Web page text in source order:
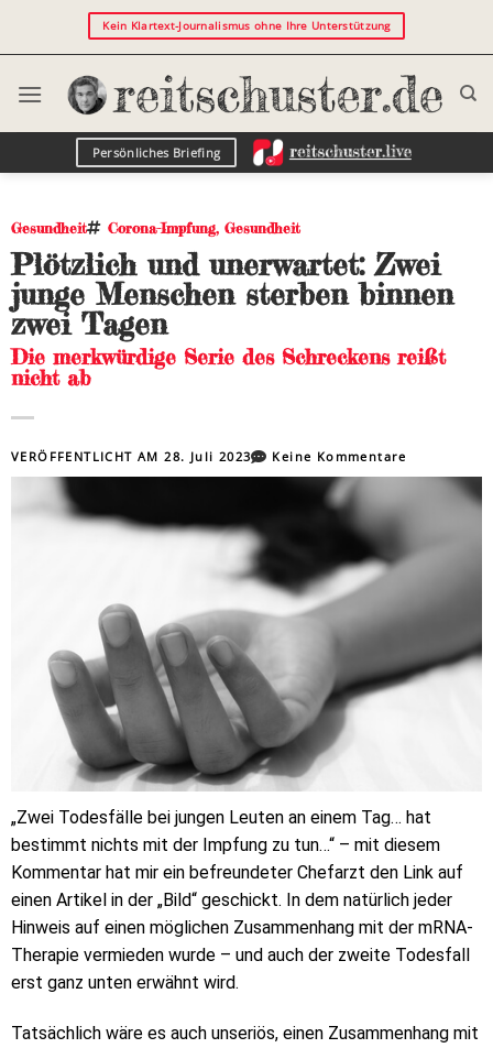
Kein Klartext-Journalismus ohne Ihre Unterstützung
Persönliches Briefing
Gesundheit Corona-Impfung, Gesundheit
Plötzlich und unerwartet: Zwei
junge Menschen sterben binnen
zwei Tagen
Die merkwürdige Serie des Schreckens reißt
nicht ab
VERÖFFENTLICHT AM28. Juli 2023 Keine Kommentare
„Zwei Todesfälle bei jungen Leuten an einem Tag… hat
bestimmt nichts mit der Impfung zu tun…“ – mit diesem
Kommentar hat mir ein befreundeter Chefarzt den Link auf
einen Artikel in der „Bild“ geschickt. In dem natürlich jeder
Hinweis auf einen möglichen Zusammenhang mit der mRNA-
Therapie vermieden wurde – und auch der zweite Todesfall
erst ganz unten erwähnt wird.
Tatsächlich wäre es auch unseriös, einen Zusammenhang mit